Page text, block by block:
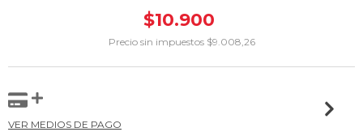
$10.900
Precio sin impuestos $9.008,26
VER MEDIOS DE PAGO